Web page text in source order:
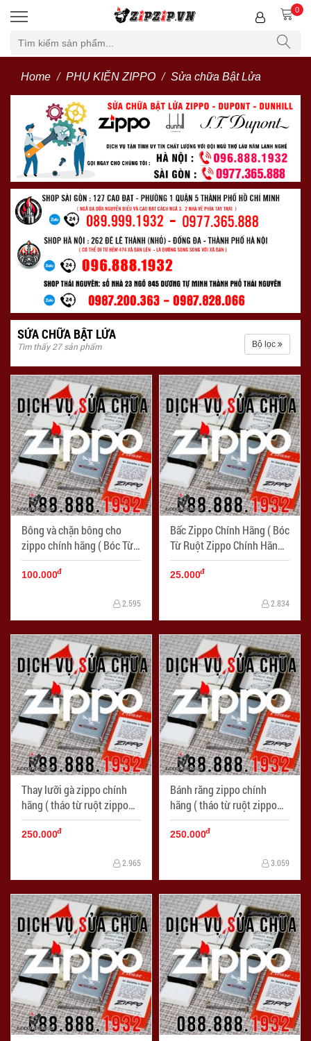
0
Home PHỤ KIỆN ZIPPO Sửa chữa Bật Lửa
SỬA CHỮA BẬT LỬA
Tìm thấy 27 sản phẩm Bộ lọc
Bông và chặn bông cho
zippo chính hãng ( Bóc Từ
ruột zippo chính hãng ) -
Mã SP: LKZ003
100.000đ
2.595
Bấc Zippo Chính Hãng ( Bóc
Từ Ruột Zippo Chính Hãng )
- Mã SP: LKZ006
25.000đ
2.834
Thay lưỡi gà zippo chính
hãng ( tháo từ ruột zippo
chính hãng ) - Mã SP:
LKZ002
250.000đ
2.965
Bánh răng zippo chính
hãng ( tháo từ ruột zippo
chính hãng ) - Mã SP:
LKZ001
250.000đ
3.059